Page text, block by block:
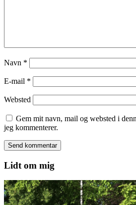
Navn *
E-mail *
Websted
Gem mit navn, mail og websted i
jeg kommenterer.
Lidt om mig